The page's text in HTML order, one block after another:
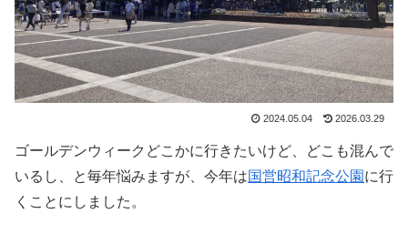
2024.05.04 2026.03.29
ゴールデンウィークどこかに行きたいけど、どこも混んで
いるし、と毎年悩みますが、今年は国営昭和記念公園 に行
くことにしました。